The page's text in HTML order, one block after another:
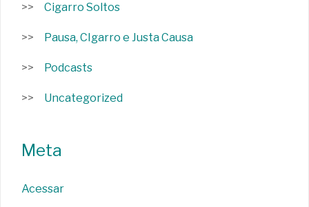
Cigarro Soltos
Pausa, CIgarro e Justa Causa
Podcasts
Uncategorized
Meta
Acessar